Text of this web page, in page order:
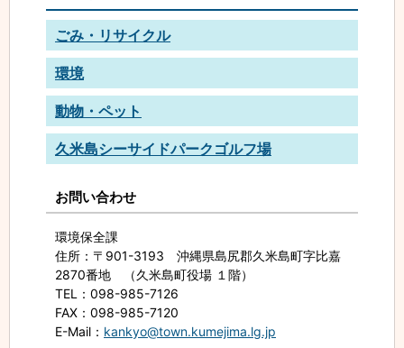
ごみ・リサイクル
環境
動物・ペット
久米島シーサイドパークゴルフ場
お問い合わせ
環境保全課
住所 ：〒901-3193 沖縄県島尻郡久米島町字比嘉
2870番地 （久米島町役場 １階）
TEL
：098-985-7126
FAX ：098-985-7120
E-Mail ： kankyo@town.kumejima.lg.jp